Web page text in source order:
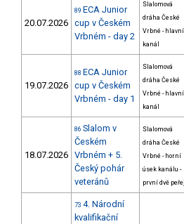
20.07.2026
89 ECA Junior
cup v Českém
Vrbném - day 2
Slalomová
dráha České
Vrbné - hlavní
kanál
19.07.2026
88 ECA Junior
cup v Českém
Vrbném - day 1
Slalomová
dráha České
Vrbné - hlavní
kanál
18.07.2026
86 Slalom v
Českém
Vrbném + 5.
Český pohár
veteránů
Slalomová
dráha České
Vrbné - horní
úsek kanálu -
první dvě
73 4. Národní
kvalifikační